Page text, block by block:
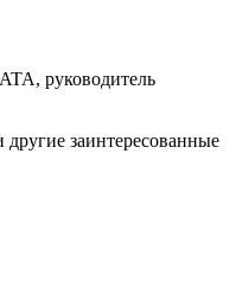
руководитель
заинтересованные